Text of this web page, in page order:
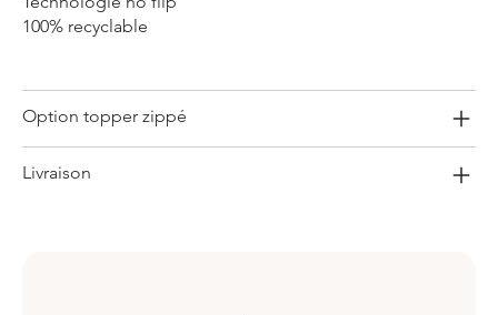
100% recyclable
Option topper zippé
Livraison